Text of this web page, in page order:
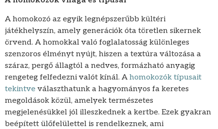
A homokozó az egyik legnépszerűbb kültéri
játékhelyszín, amely generációk óta töretlen sikernek
örvend. A homokkal való foglalatosság különleges
szenzoros élményt nyújt, hiszen a textúra változása a
száraz, pergő állagtól a nedves, formázható anyagig
rengeteg felfedezni valót kínál. A homokozók típusait
tekintve választhatunk a hagyományos fa keretes
megoldások közül, amelyek természetes
megjelenésükkel jól illeszkednek a kertbe. Ezek gyakran
beépített ülőfelülettel is rendelkeznek, ami